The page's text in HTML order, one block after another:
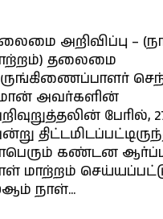
அறிவிப்பு –
தலைமை
அவர்களின்
பேரில்,
கண்டன
மாற்றம்
நாள்...